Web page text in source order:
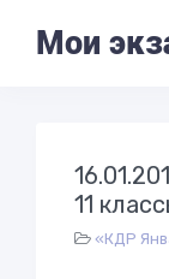
Мои
11
«КДР